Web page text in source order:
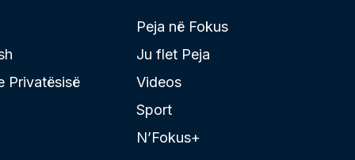
Privatësisë
Peja në Fokus
Ju flet Peja
Videos
Sport
N’Fokus+